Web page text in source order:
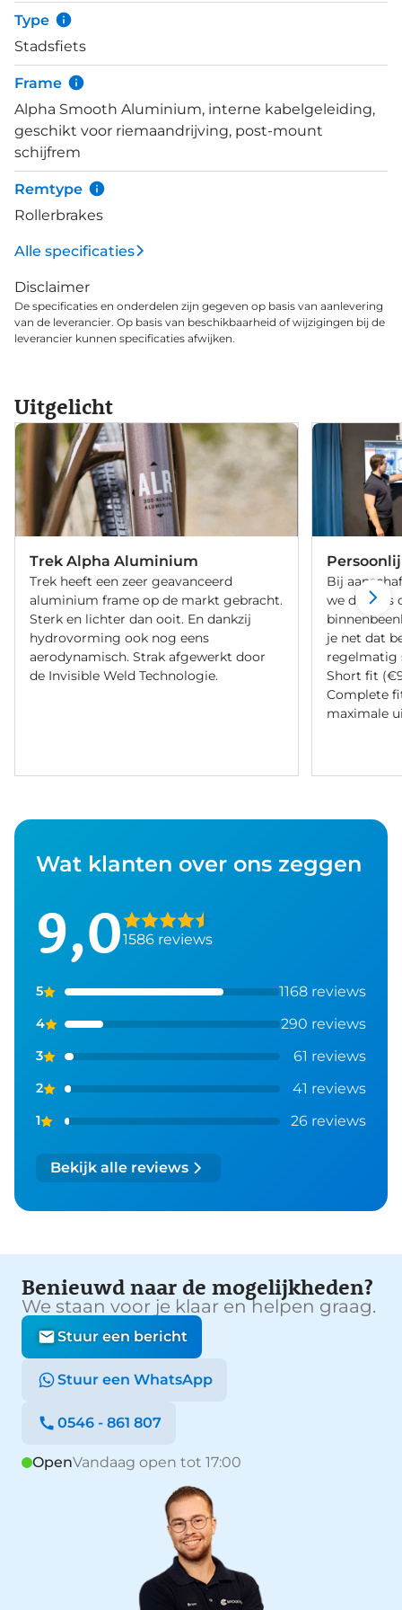
verlichting te benoemen. De verlichting wordt van
voeding voorzien door de naafdynamo en kent een
standlicht dat blijft branden als je even stilstaat.
Type
Stadsfiets
Frame
Alpha Smooth Aluminium, interne kabelgeleiding,
geschikt voor riemaandrijving, post-mount
schijfrem
Remtype
Rollerbrakes
Alle specificaties
Disclaimer
De specificaties en onderdelen zijn gegeven op basis van aanlevering
van de leverancier. Op basis van beschikbaarheid of wijzigingen bij de
leverancier kunnen specificaties afwijken.
Uitgelicht
Trek Alpha Aluminium
Trek heeft een zeer geavanceerd
aluminium frame op de markt gebracht.
Sterk en lichter dan ooit. En dankzij
hydrovorming ook nog eens
aerodynamisch. Strak afgewerkt door
de Invisible Weld Technologie.
Bij
we de fiets
je net dat
regelmatig
Short fit
Complete
maximale
Wat klanten over ons zeggen
9,01586 reviews
5 1168 reviews
4 290 reviews
3 61 reviews
2 41 reviews
1 26 reviews
Bekijk alle reviews
Benieuwd naar de mogelijkheden?
We staan voor je klaar en helpen graag.
Stuur een bericht
Stuur een WhatsApp
0546 - 861 807
OpenVandaag open tot 17:00